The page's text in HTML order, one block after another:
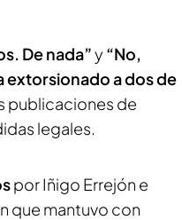
De nada”y “No,
extorsionado a dos de
publicaciones de
legales.
por Iñigo Errejón e
que mantuvo con